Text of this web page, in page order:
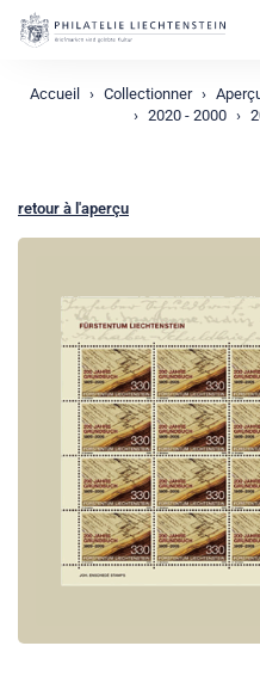
Accueil Collectionner
2020 - 2000
retour à l'aperçu